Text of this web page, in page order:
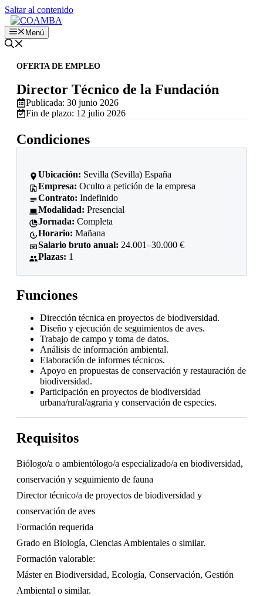
Saltar al contenido
Menú
OFERTA DE EMPLEO
Director Técnico de la Fundación
Publicada: 30 junio 2026
Fin de plazo: 12 julio 2026
Condiciones
Ubicación: Sevilla (Sevilla) España
Empresa: Oculto a petición de la empresa
Contrato: Indefinido
Modalidad: Presencial
Jornada: Completa
Horario: Mañana
Salario bruto anual: 24.001–30.000 €
Plazas: 1
Funciones
Dirección técnica en proyectos de biodiversidad.
Diseño y ejecución de seguimientos de aves.
Trabajo de campo y toma de datos.
Análisis de información ambiental.
Elaboración de informes técnicos.
Apoyo en propuestas de conservación y restauración de
biodiversidad.
Participación en proyectos de biodiversidad
urbana/rural/agraria y conservación de especies.
Requisitos
Biólogo/a o ambientólogo/a especializado/a en biodiversidad,
conservación y seguimiento de fauna
Director técnico/a de proyectos de biodiversidad y
conservación de aves
Formación requerida
Grado en Biología, Ciencias Ambientales o similar.
Formación valorable:
Máster en Biodiversidad, Ecología, Conservación, Gestión
Ambiental o similar.